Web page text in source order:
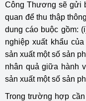
Công Thương sẽ gửi
quan để thu thập
dung cáo buộc gồm:
nghiệp xuất khẩu
sản xuất một số sản
nhân quả giữa hành
sản xuất một số sản
Trong trường hợp